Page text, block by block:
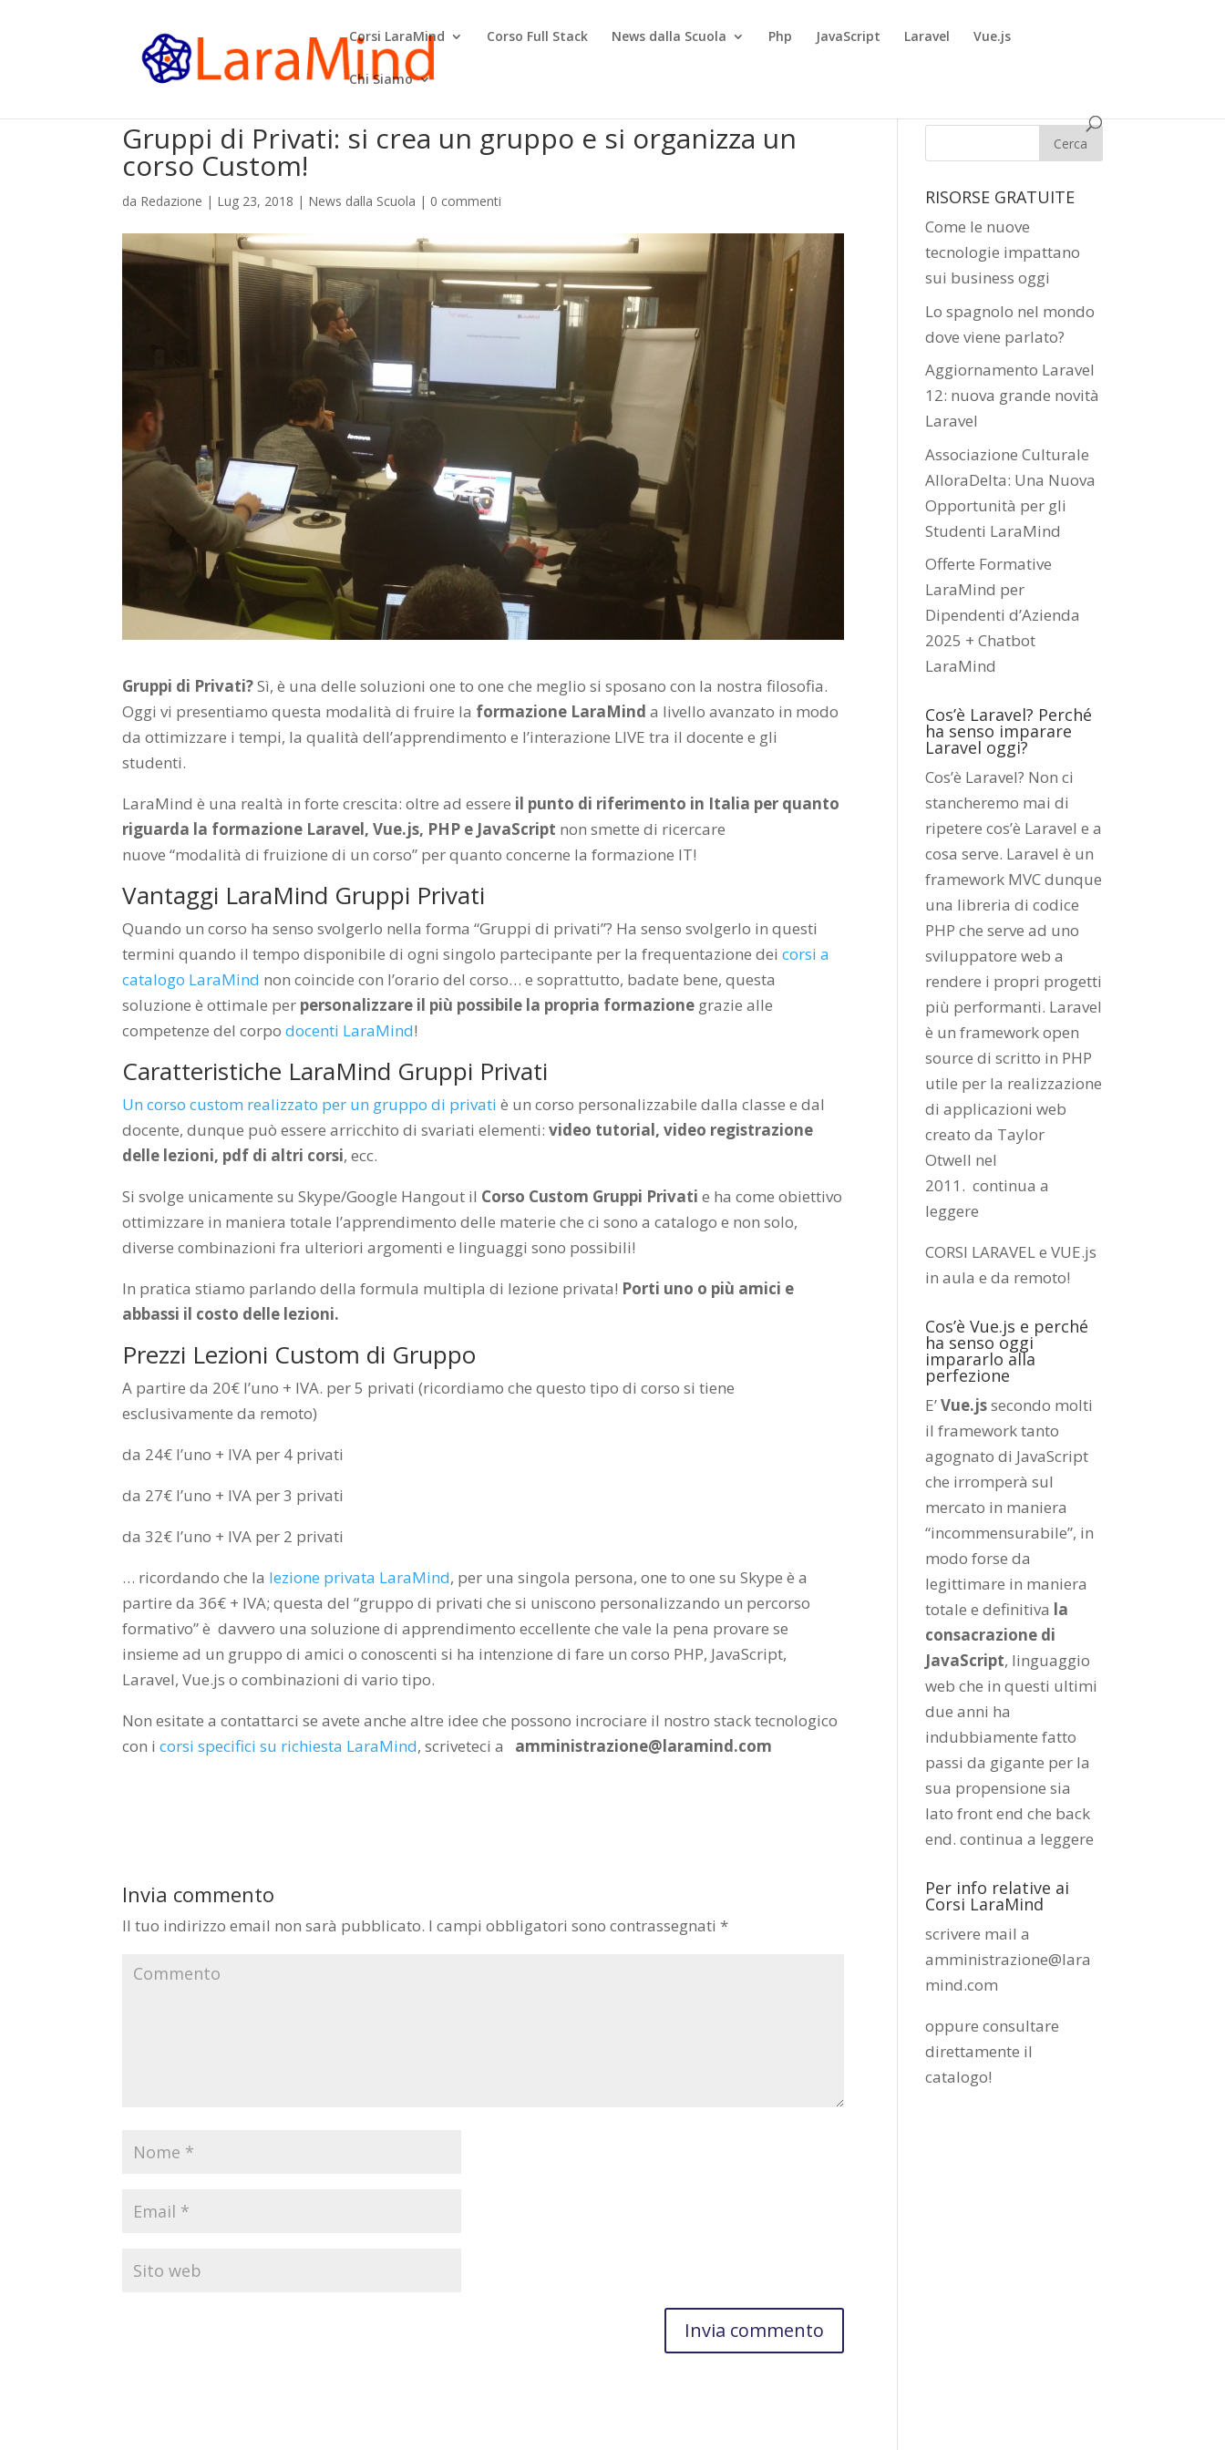
Corsi LaraMind Corso Full Stack News dalla Scuola Php JavaScript Laravel Vue.js
Chi Siamo
Gruppi di Privati: si crea un gruppo e si organizza un
corso Custom!
da Redazione | Lug 23, 2018 | News dalla Scuola | 0 commenti
Gruppi di Privati?Sì, è una delle soluzioni one to one che meglio si sposano con la nostra filosofia.
Oggi vi presentiamo questa modalità di fruire la formazione LaraMind a livello avanzato in modo
da ottimizzare i tempi, la qualità dell’apprendimento e l’interazione LIVE tra il docente e gli
studenti.
LaraMind è una realtà in forte crescita: oltre ad essere il punto di riferimento in Italia per quanto
riguarda la formazione Laravel, Vue.js, PHP e JavaScript non smette di ricercare
nuove “modalità di fruizione di un corso” per quanto concerne la formazione IT!
Vantaggi LaraMind Gruppi Privati
Quando un corso ha senso svolgerlo nella forma “Gruppi di privati”? Ha senso svolgerlo in questi
termini quando il tempo disponibile di ogni singolo partecipante per la frequentazione deicorsi a
catalogo LaraMind non coincide con l’orario del corso… e soprattutto, badate bene, questa
soluzione è ottimale per personalizzare il più possibile la propria formazione grazie alle
competenze del corpodocenti LaraMind!
Caratteristiche LaraMind Gruppi Privati
Un corso custom realizzato per un gruppo di privati è un corso personalizzabile dalla classe e dal
docente, dunque può essere arricchito di svariati elementi:video tutorial, video registrazione
delle lezioni, pdf di altri corsi, ecc.
Si svolge unicamente su Skype/Google Hangout il Corso Custom Gruppi Privati e ha come obiettivo
ottimizzare in maniera totale l’apprendimento delle materie che ci sono a catalogo e non solo,
diverse combinazioni fra ulteriori argomenti e linguaggi sono possibili!
In pratica stiamo parlando della formula multipla di lezione privata! Porti uno o più amici e
abbassi il costo delle lezioni.
Prezzi Lezioni Custom di Gruppo
A partire da 20€ l’uno + IVA. per 5 privati (ricordiamo che questo tipo di corso si tiene
esclusivamente da remoto)
da 24€ l’uno + IVA per 4 privati
da 27€ l’uno + IVA per 3 privati
da 32€ l’uno + IVA per 2 privati
… ricordando che la lezione privata LaraMind, per una singola persona, one to one su Skype è a
partire da 36€ + IVA; questa del “gruppo di privati che si uniscono personalizzando un percorso
formativo” è davvero una soluzione di apprendimento eccellente che vale la pena provare se
insieme ad un gruppo di amici o conoscenti si ha intenzione di fare un corso PHP, JavaScript,
Laravel, Vue.js o combinazioni di vario tipo.
Non esitate a contattarci se avete anche altre idee che possono incrociare il nostro stack tecnologico
con icorsi specifici su richiesta LaraMind, scriveteci a amministrazione@laramind.com
Invia commento
Il tuo indirizzo email non sarà pubblicato. I campi obbligatori sono contrassegnati *
RISORSE GRATUITE
Come le nuove
tecnologie impattano
sui business oggi
Lo spagnolo nel mondo
dove viene parlato?
Aggiornamento Laravel
12: nuova grande novità
Laravel
Associazione Culturale
AlloraDelta: Una Nuova
Opportunità per gli
Studenti LaraMind
Offerte Formative
LaraMind per
Dipendenti d’Azienda
2025 + Chatbot
LaraMind
Cos’è Laravel? Perché
ha senso imparare
Laravel oggi?
Cos’è Laravel? Non ci
stancheremo mai di
ripetere cos’è Laravel e a
cosa serve. Laravel è un
framework MVC dunque
una libreria di codice
PHP che serve ad uno
sviluppatore web a
rendere i propri progetti
più performanti. Laravel
è un framework open
source di scritto in PHP
utile per la realizzazione
di applicazioni web
creato da Taylor
Otwell nel
2011.continua a
leggere
CORSI LARAVEL e VUE.js
in aula e da remoto!
Cos’è Vue.js e perché
ha senso oggi
impararlo alla
perfezione
E’Vue.jssecondo molti
il framework tanto
agognato di JavaScript
che irromperà sul
mercato in maniera
“incommensurabile”, in
modo forse da
legittimare in maniera
totale e definitiva la
consacrazione di
JavaScript, linguaggio
web che in questi ultimi
due anni ha
indubbiamente fatto
passi da gigante per la
sua propensione sia
lato front end che back
end.continua a leggere
Per info relative ai
Corsi LaraMind
scrivere mail a
amministrazione@lara
mind.com
oppure consultare
direttamente il
catalogo!